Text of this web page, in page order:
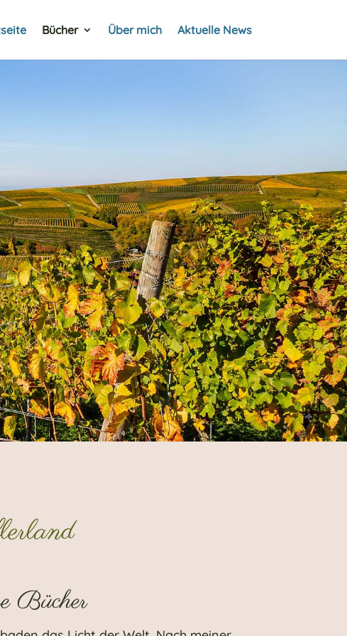
Bücher Über mich Aktuelle News
Bücher